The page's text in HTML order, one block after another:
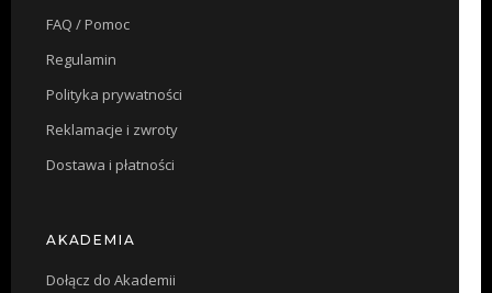
FAQ / Pomoc
Regulamin
Polityka prywatności
Reklamacje i zwroty
Dostawa i płatności
AKADEMIA
Dołącz do Akademii